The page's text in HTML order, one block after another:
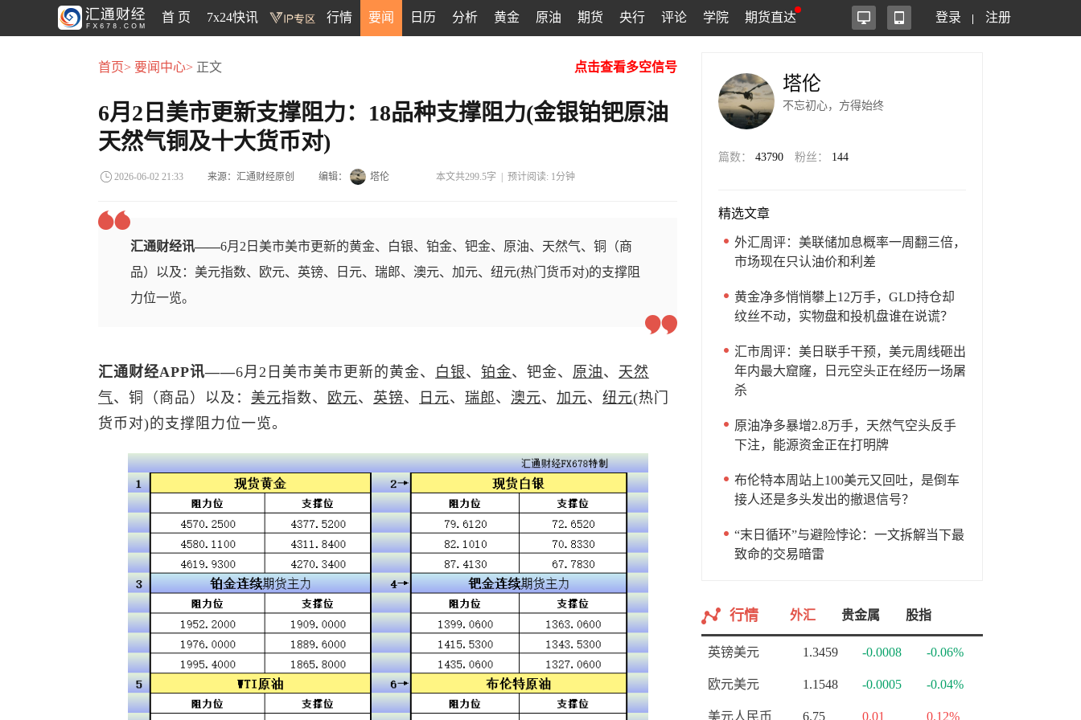
首 页 7x24快讯 行情 要闻 日历 分析 黄金 原油 期货 央行 评论 学院 期货直达 登录 注册
首页> 要闻中心> 正文 点击查看多空信号
6月2日美市更新支撑阻力：18品种支撑阻力(金银铂钯原油
天然气铜及十大货币对)
2026-06-02 21:33 来源：汇通财经原创 编辑： 塔伦 本文共299.5字 |预计阅读: 1分钟
汇通财经讯——6月2日美市美市更新的黄金、白银、铂金、钯金、原油、天然气、铜（商
品）以及：美元指数、欧元、英镑、日元、瑞郎、澳元、加元、纽元(热门货币对)的支撑阻
力位一览。
汇通财经APP讯——6月2日美市美市更新的黄金、 白银、 铂金、钯金、 原油、 天然
气、铜（商品）以及： 美元指数、 欧元、 英镑、 日元、 瑞郎、 澳元、 加元、 纽元(热门
货币对)的支撑阻力位一览。
塔伦
不忘初心，方得始终
篇数： 43790 粉丝： 144
精选文章
外汇周评：美联储加息概率一周翻三倍，
市场现在只认油价和利差
黄金净多悄悄攀上12万手，GLD持仓却
纹丝不动，实物盘和投机盘谁在说谎？
汇市周评：美日联手干预，美元周线砸出
年内最大窟窿，日元空头正在经历一场屠
杀
原油净多暴增2.8万手，天然气空头反手
下注，能源资金正在打明牌
布伦特本周站上100美元又回吐，是倒车
接人还是多头发出的撤退信号？
“末日循环”与避险悖论：一文拆解当下最
致命的交易暗雷
行情 外汇 贵金属 股指
英镑美元 1.3459 -0.0008 -0.06%
欧元美元 1.1548 -0.0005 -0.04%
美元人民币 6.75 0.01 0.12%